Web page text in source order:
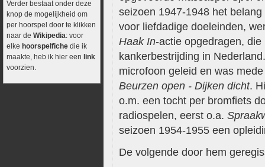
seizoen 1947-1948 het
voor liefdadige doeleinden,
Haak In-actie opgedragen,
kankerbestrijding in
microfoon geleid en was
Beurzen open - Dijken dicht.
o.m. een tocht per bromfiets
radiospelen, eerst o.a.
seizoen 1954-1955 een
De volgende door hem
Verder bestaat onder deze
knop de mogelijkheid om
per hoorspel door te klikken
naar de Wikipedia: voor
elke hoorspelfiche die ik
maakte, heb ik hier een link
voorzien.